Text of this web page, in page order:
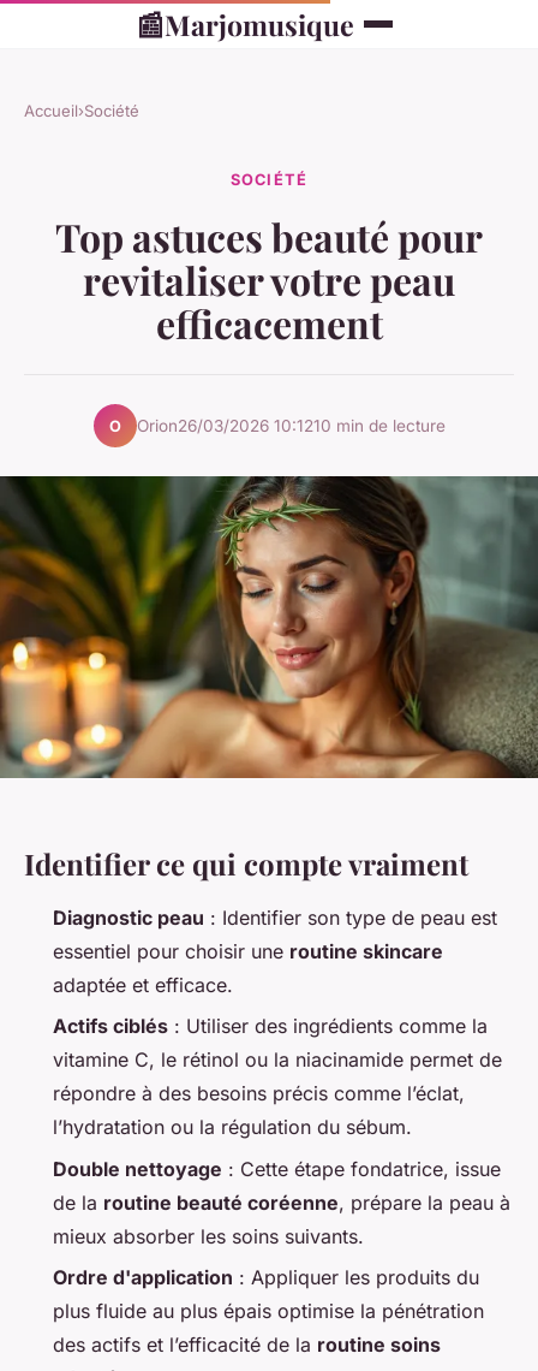
📰Marjomusique
Accueil›Société
SOCIÉTÉ
Top astuces beauté pour
revitaliser votre peau
efficacement
O Orion26/03/2026 10:1210 min de lecture
Identifier ce qui compte vraiment
Diagnostic peau : Identifier son type de peau est
essentiel pour choisir une routine skincare
adaptée et efficace.
Actifs ciblés : Utiliser des ingrédients comme la
vitamine C, le rétinol ou la niacinamide permet de
répondre à des besoins précis comme l’éclat,
l’hydratation ou la régulation du sébum.
Double nettoyage : Cette étape fondatrice, issue
de la routine beauté coréenne, prépare la peau à
mieux absorber les soins suivants.
Ordre d'application : Appliquer les produits du
plus fluide au plus épais optimise la pénétration
des actifs et l’efficacité de la routine soins